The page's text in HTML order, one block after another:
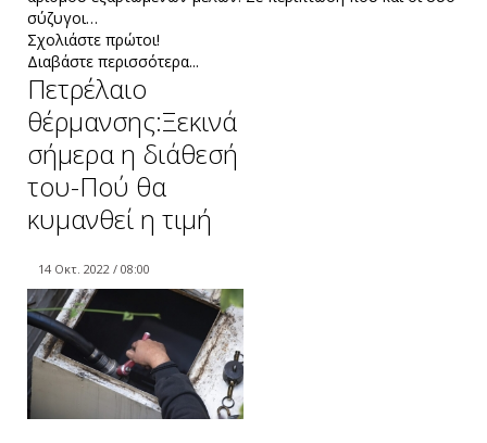
σύζυγοι…
Σχολιάστε πρώτοι!
Διαβάστε περισσότερα...
Πετρέλαιο
θέρμανσης:Ξεκινά
σήμερα η διάθεσή
του-Πού θα
κυμανθεί η τιμή
14 Οκτ. 2022 / 08:00